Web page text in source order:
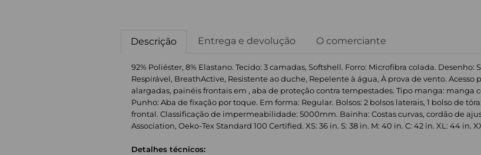
Descrição Entrega e devolução O comerciante
92% Poliéster, 8% Elastano. Tecido: 3 camadas, Softshell. Forro: Microfibra colada.
Respirável, BreathActive, Resistente ao duche, Repelente à água, À prova de vento. Acesso
alargadas, painéis frontais em , aba de proteção contra tempestades. Tipo manga: manga
Punho: Aba de fixação por toque. Em forma: Regular. Bolsos: 2 bolsos laterais, 1 bolso de
frontal. Classificação de impermeabilidade: 5000mm. Bainha: Costas curvas, cordão de
Association, Oeko-Tex Standard 100 Certified. XS: 36 in. S: 38 in. M: 40 in. C: 42 in. XL: 44 in.
Detalhes técnicos: